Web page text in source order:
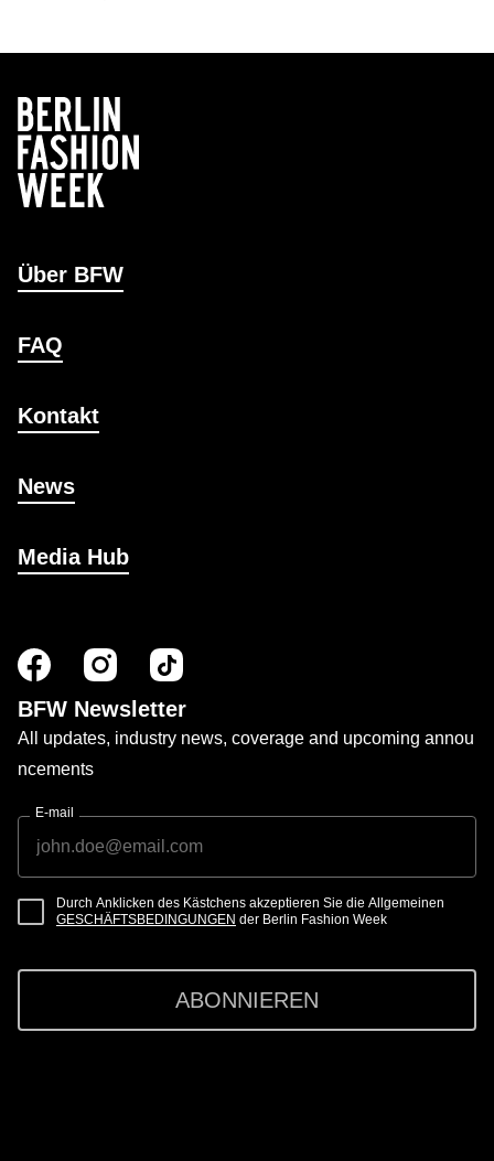
Über BFW
FAQ
Kontakt
News
Media Hub
BFW Newsletter
All updates, industry news, coverage and upcoming annou
ncements
E-mail
Durch Anklicken des Kästchens akzeptieren Sie die Allgemeinen
GESCHÄFTSBEDINGUNGEN der Berlin Fashion Week
ABONNIEREN